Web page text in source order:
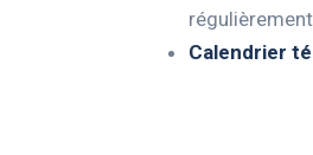
Calendrier